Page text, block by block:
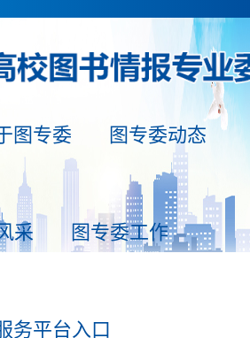
图专委 图专委动态
采 图专委工作
务平台入口